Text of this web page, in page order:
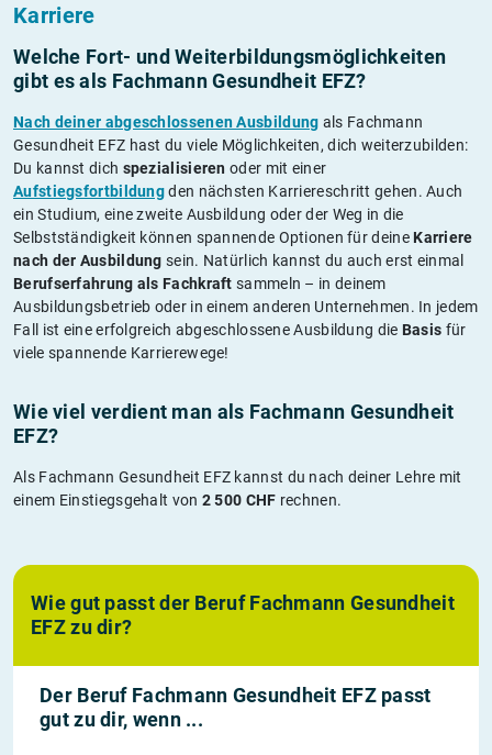
Karriere
Welche Fort- und Weiterbildungs­möglichkeiten
gibt es als Fachmann Gesundheit EFZ?
Nach deiner abgeschlossenen Ausbildung als Fachmann
Gesundheit EFZ hast du viele Möglichkeiten, dich weiterzubilden:
Du kannst dich spezialisieren oder mit einer
Aufstiegsfortbildungden nächsten Karriereschritt gehen. Auch
ein Studium, eine zweite Ausbildung oder der Weg in die
Selbstständigkeit können spannende Optionen für deine Karriere
nach der Ausbildung sein. Natürlich kannst du auch erst einmal
Berufserfahrung als Fachkraft sammeln – in deinem
Ausbildungsbetrieb oder in einem anderen Unternehmen. In jedem
Fall ist eine erfolgreich abgeschlossene Ausbildung die Basis für
viele spannende Karrierewege!
Wie viel verdient man als Fachmann Gesundheit
EFZ?
Als Fachmann Gesundheit EFZ kannst du nach deiner Lehre mit
einem Einstiegsgehalt von 2 500 CHF rechnen.
Wie gut passt der Beruf Fachmann Gesundheit
EFZ zu dir?
Der Beruf Fachmann Gesundheit EFZ passt
gut zu dir, wenn ...